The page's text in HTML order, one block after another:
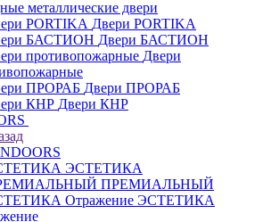
металлические двери
Двери PORTIKA
Двери БАСТИОН
Двери
Двери ПРОРАБ
Двери КНР
ЭСТЕТИКА
ПРЕМИАЛЬНЫЙ
ЭСТЕТИКА